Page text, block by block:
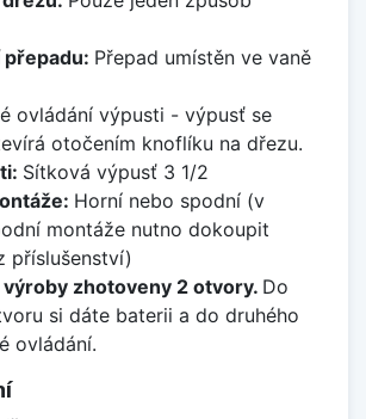
přepadu: Přepad umístěn ve vaně
ovládání výpusti - výpusť se
otočením knoflíku na dřezu.
Sítková výpusť 3 1/2
Horní nebo spodní (v
montáže nutno dokoupit
příslušenství)
výroby zhotoveny 2 otvory. Do
si dáte baterii a do druhého
ovládání.